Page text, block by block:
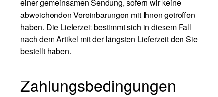
einer gemeinsamen Sendung, sofern wir keine
abweichenden Vereinbarungen mit Ihnen getroffen
haben. Die Lieferzeit bestimmt sich in diesem Fall
nach dem Artikel mit der längsten Lieferzeit den Sie
bestellt haben.
Zahlungsbedingungen